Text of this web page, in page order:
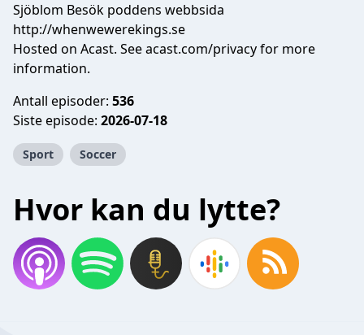
Sjöblom Besök poddens webbsida
http://whenwewerekings.se
Hosted on Acast. Seeacast.com/privacyfor more
information.
Antall episoder: 536
Siste episode: 2026-07-18
Sport Soccer
Hvor kan du lytte?